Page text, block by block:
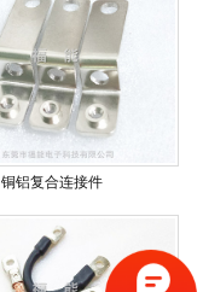
铜铝复合连接件